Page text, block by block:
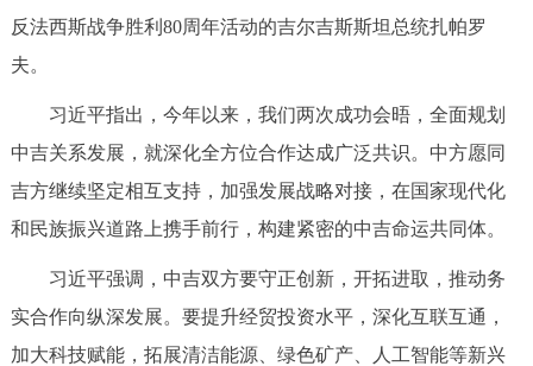
12345网上接诉即办 我要咨询 我要建议
走进北京
北京概况 十六区概览 人文北京
绿色北京 图说北京 视频北京
多语种
反法西斯战争胜利80周年活动的吉尔吉斯斯坦总统扎帕罗
夫。
习近平指出，今年以来，我们两次成功会晤，全面规划
中吉关系发展，就深化全方位合作达成广泛共识。中方愿同
吉方继续坚定相互支持，加强发展战略对接，在国家现代化
和民族振兴道路上携手前行，构建紧密的中吉命运共同体。
习近平强调，中吉双方要守正创新，开拓进取，推动务
实合作向纵深发展。要提升经贸投资水平，深化互联互通，
加大科技赋能，拓展清洁能源、绿色矿产、人工智能等新兴